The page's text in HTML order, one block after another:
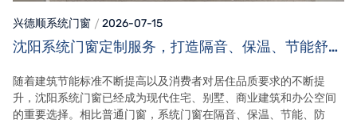
兴德顺系统门窗 2026-07-15
沈阳系统门窗定制服务，打造隔音、保温、节能舒适
随着建筑节能标准不断提高以及消费者对居住品质要求的不断提
升，沈阳系统门窗已经成为现代住宅、别墅、商业建筑和办公空间
的重要选择。相比普通门窗，系统门窗在隔音、保温、节能、防